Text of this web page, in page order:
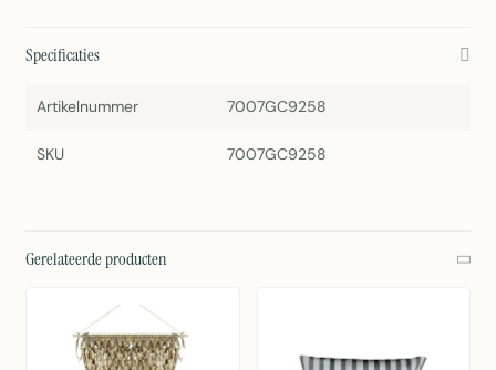
Specificaties
Artikelnummer 7007GC9258
SKU 7007GC9258
Gerelateerde producten